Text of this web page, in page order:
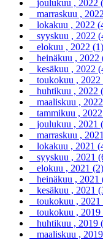
joulukuu , 2022
marraskuu ,
lokakuu , 2022
syyskuu , 2022
elokuu , 2022 (1)
heinäkuu , 2022
kesäkuu , 2022
toukokuu , 2022
huhtikuu , 2022
maaliskuu ,
tammikuu ,
joulukuu , 2021
marraskuu ,
lokakuu , 2021
syyskuu , 2021
elokuu , 2021 (2)
heinäkuu , 2021
kesäkuu , 2021
toukokuu , 2021
toukokuu , 2019
huhtikuu , 2019
maaliskuu ,